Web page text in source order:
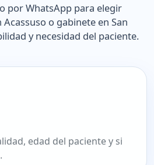
por WhatsApp para elegir
o gabinete en San
y necesidad del paciente.
edad del paciente y si